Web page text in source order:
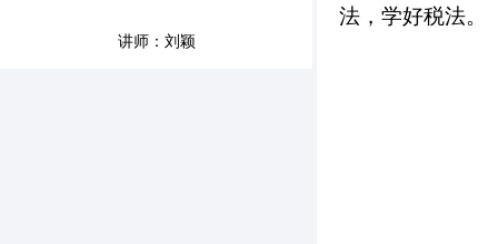
讲师：刘颖
法，学好税法。